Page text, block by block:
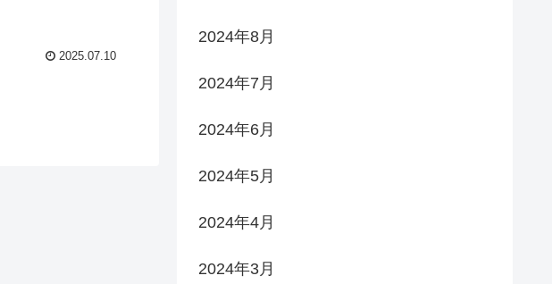
2025.07.10
2024年8月
2024年7月
2024年6月
2024年5月
2024年4月
2024年3月